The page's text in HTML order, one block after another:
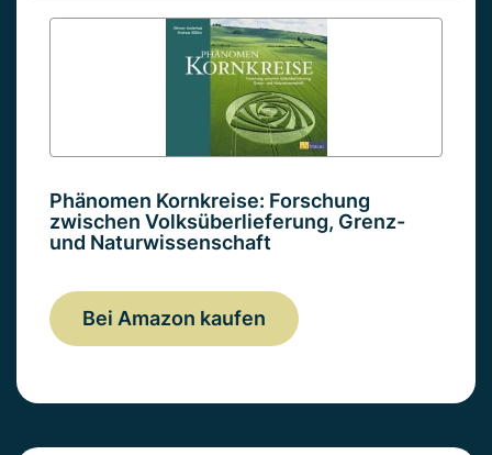
Phänomen Kornkreise: Forschung
zwischen Volksüberlieferung, Grenz-
und Naturwissenschaft
Bei Amazon kaufen